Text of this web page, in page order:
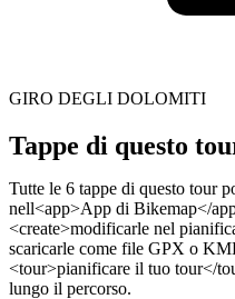
GIRO DEGLI DOLOMITI
Tappe di questo
Tutte le 6 tappe di questo tour
nell<app>App di Bikemap</
<create>modificarle nel
scaricarle come file GPX o
<tour>pianificare il tuo tour</
lungo il percorso.